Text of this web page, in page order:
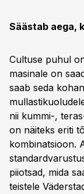
Säästab aega,
Cultuse puhul
masinale on
saab seda
nii kummi-,
on näiteks eriti
kombinatsioon.
piiotsad, mida
teistele